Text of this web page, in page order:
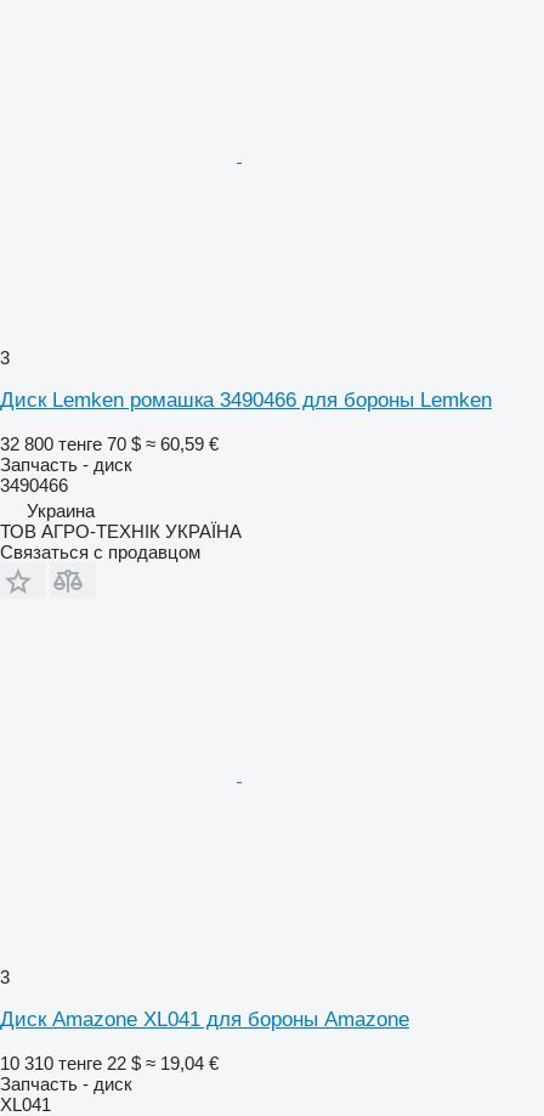
3
Диск Lemken ромашка 3490466 для бороны Lemken
32 800 тенге 70 $ ≈ 60,59 €
Запчасть - диск
3490466
Украина
ТОВ АГРО-ТЕХНІК УКРАЇНА
Связаться с продавцом
3
Диск Amazone XL041 для бороны Amazone
10 310 тенге 22 $ ≈ 19,04 €
Запчасть - диск
XL041